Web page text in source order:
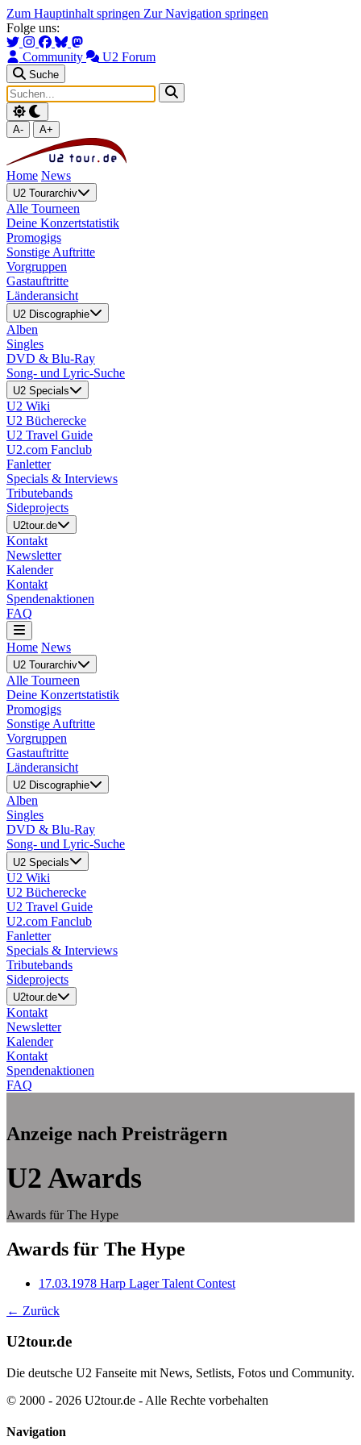
Zum Hauptinhalt springen Zur Navigation springen
Folge uns:
Community U2 Forum
Suche
A- A+
Home News
U2 Tourarchiv
Alle Tourneen
Deine Konzertstatistik
Promogigs
Sonstige Auftritte
Vorgruppen
Gastauftritte
Länderansicht
U2 Discographie
Alben
Singles
DVD & Blu-Ray
Song- und Lyric-Suche
U2 Specials
U2 Wiki
U2 Bücherecke
U2 Travel Guide
U2.com Fanclub
Fanletter
Specials & Interviews
Tributebands
Sideprojects
U2tour.de
Kontakt
Newsletter
Kalender
Kontakt
Spendenaktionen
FAQ
Home News
U2 Tourarchiv
Alle Tourneen
Deine Konzertstatistik
Promogigs
Sonstige Auftritte
Vorgruppen
Gastauftritte
Länderansicht
U2 Discographie
Alben
Singles
DVD & Blu-Ray
Song- und Lyric-Suche
U2 Specials
U2 Wiki
U2 Bücherecke
U2 Travel Guide
U2.com Fanclub
Fanletter
Specials & Interviews
Tributebands
Sideprojects
U2tour.de
Kontakt
Newsletter
Kalender
Kontakt
Spendenaktionen
FAQ
Anzeige nach Preisträgern
U2 Awards
Awards für The Hype
Awards für The Hype
17.03.1978 Harp Lager Talent Contest
← Zurück
U2tour.de
Die deutsche U2 Fanseite mit News, Setlists, Fotos und Community.
© 2000 - 2026 U2tour.de - Alle Rechte vorbehalten
Navigation